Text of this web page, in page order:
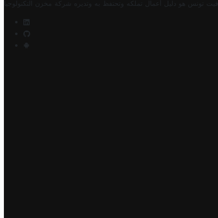
تونس هو دليل أعمال تملكه وتحتفظ به وتديره شركة مخزن التكنولوجيا